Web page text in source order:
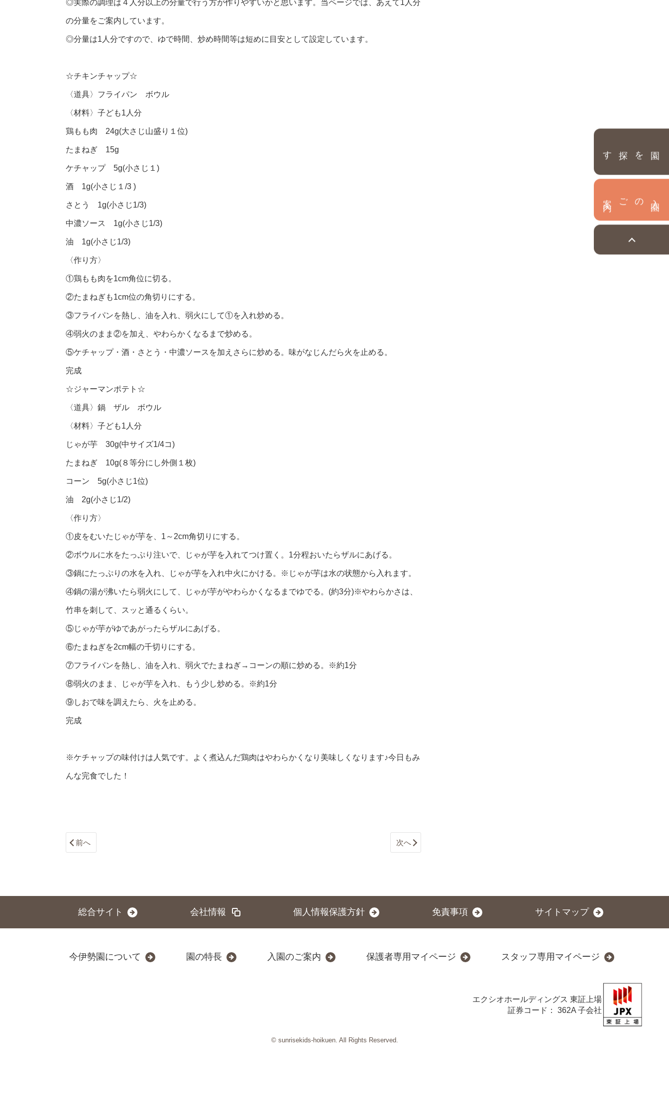
園を探す
◎実際の調理は４人分以上の分量で行う方が作りやすいかと思います。当ページでは、あえて1人分
の分量をご案内しています。
◎分量は1人分ですので、ゆで時間、炒め時間等は短めに目安として設定しています。
☆チキンチャップ☆
〈道具〉フライパン ボウル
〈材料〉子ども1人分
鶏もも肉 24g(大さじ山盛り１位)
たまねぎ 15g
ケチャップ 5g(小さじ１)
酒 1g(小さじ１/3 )
さとう 1g(小さじ1/3)
中濃ソース 1g(小さじ1/3)
油 1g(小さじ1/3)
〈作り方〉
①鶏もも肉を1cm角位に切る。
②たまねぎも1cm位の角切りにする。
③フライパンを熱し、油を入れ、弱火にして①を入れ炒める。
④弱火のまま②を加え、やわらかくなるまで炒める。
⑤ケチャップ・酒・さとう・中濃ソースを加えさらに炒める。味がなじんだら火を止める。
完成
☆ジャーマンポテト☆
〈道具〉鍋 ザル ボウル
〈材料〉子ども1人分
じゃが芋 30g(中サイズ1/4コ)
たまねぎ 10g(８等分にし外側１枚)
コーン 5g(小さじ1位)
油 2g(小さじ1/2)
〈作り方〉
①皮をむいたじゃが芋を、1～2cm角切りにする。
②ボウルに水をたっぷり注いで、じゃが芋を入れてつけ置く。1分程おいたらザルにあげる。
③鍋にたっぷりの水を入れ、じゃが芋を入れ中火にかける。※じゃが芋は水の状態から入れます。
④鍋の湯が沸いたら弱火にして、じゃが芋がやわらかくなるまでゆでる。(約3分)※やわらかさは、
竹串を刺して、スッと通るくらい。
⑤じゃが芋がゆであがったらザルにあげる。
⑥たまねぎを2cm幅の千切りにする。
⑦フライパンを熱し、油を入れ、弱火でたまねぎ→コーンの順に炒める。※約1分
⑧弱火のまま、じゃが芋を入れ、もう少し炒める。※約1分
⑨しおで味を調えたら、火を止める。
完成
※ケチャップの味付けは人気です。よく煮込んだ鶏肉はやわらかくなり美味しくなります♪今日もみ
んな完食でした！
前へ 次へ
総合サイト 会社情報 個人情報保護方針 免責事項 サイトマップ
今伊勢園について 園の特長 入園のご案内 保護者専用マイページ スタッフ専用マイページ
エクシオホールディングス 東証上場
証券コード： 362A 子会社
© sunrisekids-hoikuen. All Rights Reserved.